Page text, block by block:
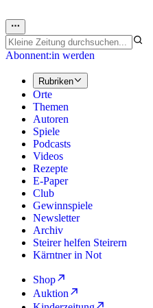
Abonnent:in werden
Rubriken
Orte
Themen
Autoren
Spiele
Podcasts
Videos
Rezepte
E-Paper
Club
Gewinnspiele
Newsletter
Archiv
Steirer helfen Steirern
Kärntner in Not
Shop
Auktion